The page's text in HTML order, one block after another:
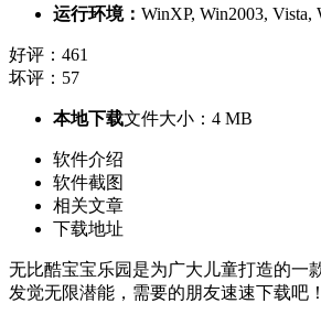
运行环境： WinXP, Win2003, Vista,
好评：461
坏评：57
本地下载文件大小：4 MB
软件介绍
软件截图
相关文章
下载地址
无比酷宝宝乐园是为广大儿童打造的一
发觉无限潜能，需要的朋友速速下载吧！